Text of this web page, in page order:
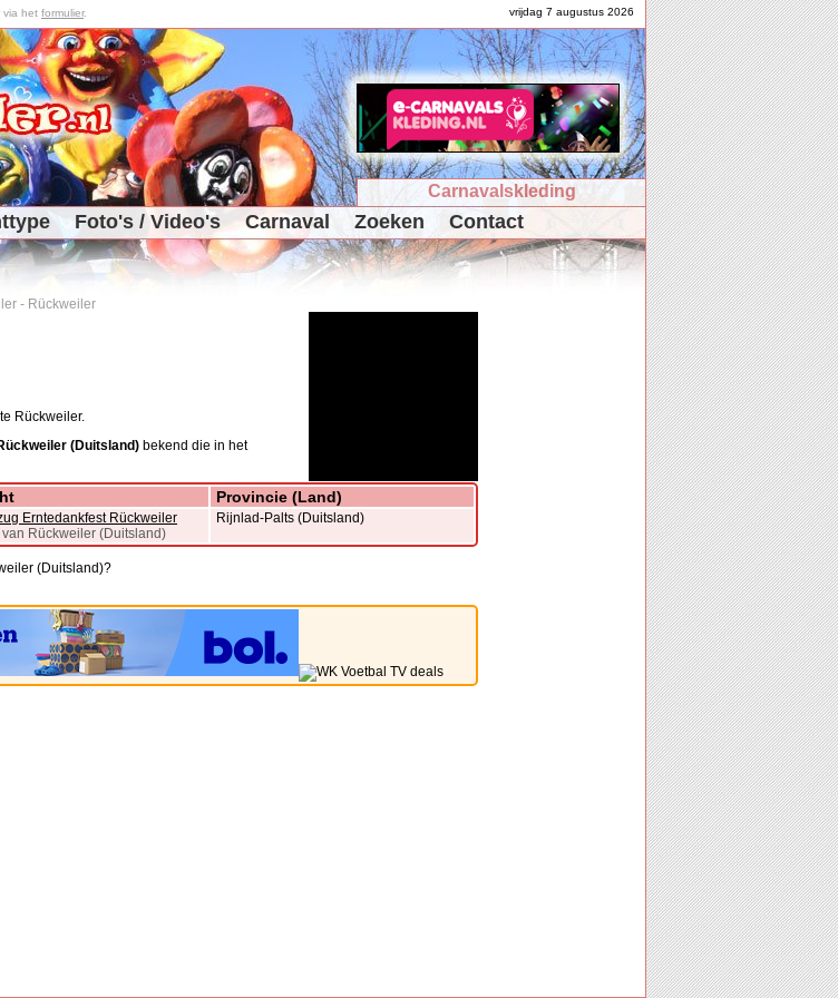
vrijdag 7 augustus 2026
via het formulier.
Carnavalskleding
Foto's / Video's Carnaval Zoeken Contact
- Rückweiler
Rückweiler.
(Duitsland) bekend die in het
Provincie (Land)
Erntedankfest Rückweiler
van Rückweiler (Duitsland)
Rijnlad-Palts (Duitsland)
(Duitsland)?